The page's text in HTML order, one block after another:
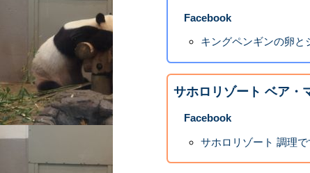
Facebook
キングペンギンの卵と
サホロリゾート ベア・
Facebook
サホロリゾート 調理で